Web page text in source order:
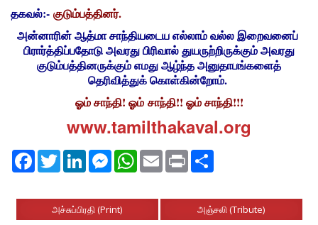
தகவல்:- குடும்பத்தினர்.
அன்னாரின் ஆத்மா சாந்தியடைய எல்லாம் வல்ல இறைவனைப்
பிரார்த்திப்பதோடு அவரது பிரிவால் துயருற்றிருக்கும் அவரது
குடும்பத்தினருக்கும் எமது ஆழ்ந்த அனுதாபங்களைத்
தெரிவித்துக் கொள்கின்றோம்.
ஓம் சாந்தி! ஓம் சாந்தி!! ஓம் சாந்தி!!!
www.tamilthakaval.org
FacebookTwitterLinkedInMessengerWhatsApp
Email Print
அச்சுப்பிரதி (Print) அஞ்சலி (Tribute)